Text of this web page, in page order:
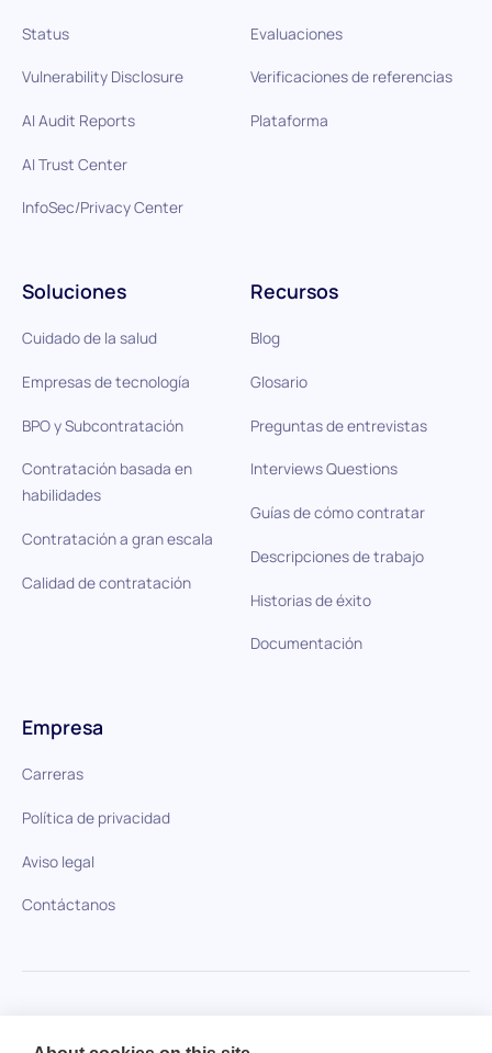
Evaluaciones
Verificaciones de referencias
Plataforma
Soluciones
Cuidado de la salud
Empresas de tecnología
BPO y Subcontratación
Contratación basada en
habilidades
Contratación a gran escala
Calidad de contratación
Recursos
Blog
Glosario
Preguntas de entrevistas
Interviews Questions
Guías de cómo contratar
Descripciones de trabajo
Historias de éxito
Documentación
Status
Vulnerability Disclosure
AI Audit Reports
AI Trust Center
InfoSec/Privacy Center
Empresa
Carreras
Política de privacidad
Aviso legal
Contáctanos